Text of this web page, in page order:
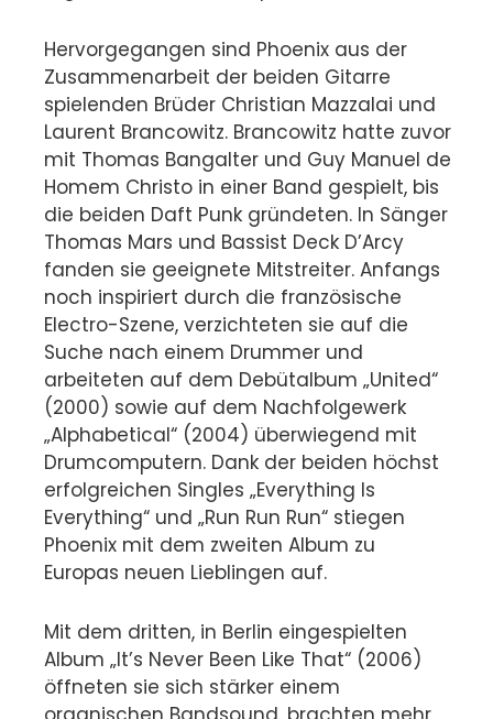
Hervorgegangen sind Phoenix aus der
Zusammenarbeit der beiden Gitarre
spielenden Brüder Christian Mazzalai und
Laurent Brancowitz. Brancowitz hatte zuvor
mit Thomas Bangalter und Guy Manuel de
Homem Christo in einer Band gespielt, bis
die beiden Daft Punk gründeten. In Sänger
Thomas Mars und Bassist Deck D’Arcy
fanden sie geeignete Mitstreiter. Anfangs
noch inspiriert durch die französische
Electro-Szene, verzichteten sie auf die
Suche nach einem Drummer und
arbeiteten auf dem Debütalbum „United“
(2000) sowie auf dem Nachfolgewerk
„Alphabetical“ (2004) überwiegend mit
Drumcomputern. Dank der beiden höchst
erfolgreichen Singles „Everything Is
Everything“ und „Run Run Run“ stiegen
Phoenix mit dem zweiten Album zu
Europas neuen Lieblingen auf.
Mit dem dritten, in Berlin eingespielten
Album „It’s Never Been Like That“ (2006)
öffneten sie sich stärker einem